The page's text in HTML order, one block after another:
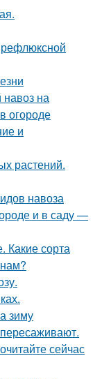
навоз на
огороде
и
растений.
навоза
и в саду —
Какие сорта
зиму
сейчас